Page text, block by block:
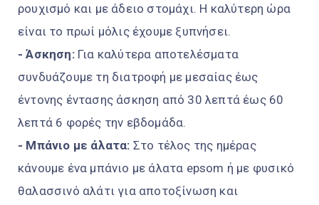
ρουχισμό και με άδειο στομάχι. Η καλύτερη ώρα
είναι το πρωί μόλις έχουμε ξυπνήσει.
- Άσκηση:Για καλύτερα αποτελέσματα
συνδυάζουμε τη διατροφή με μεσαίας έως
έντονης έντασης άσκηση από 30 λεπτά έως 60
λεπτά 6 φορές την εβδομάδα.
- Μπάνιο με άλατα: Στο τέλος της ημέρας
κάνουμε ένα μπάνιο με άλατα epsom ή με φυσικό
θαλασσινό αλάτι για αποτοξίνωση και